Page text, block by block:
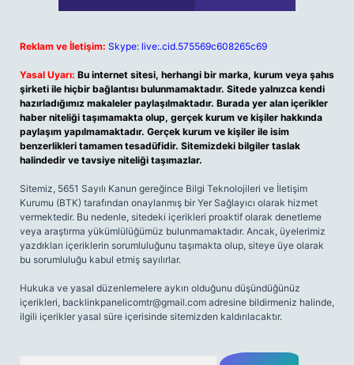
Reklam ve İletişim: Skype: live:.cid.575569c608265c69
Yasal Uyarı: Bu internet sitesi, herhangi bir marka, kurum veya şahıs
şirketi ile hiçbir bağlantısı bulunmamaktadır. Sitede yalnızca kendi
hazırladığımız makaleler paylaşılmaktadır. Burada yer alan içerikler
haber niteliği taşımamakta olup, gerçek kurum ve kişiler hakkında
paylaşım yapılmamaktadır. Gerçek kurum ve kişiler ile isim
benzerlikleri tamamen tesadüfidir. Sitemizdeki bilgiler taslak
halindedir ve tavsiye niteliği taşımazlar.
Sitemiz, 5651 Sayılı Kanun gereğince Bilgi Teknolojileri ve İletişim
Kurumu (BTK) tarafından onaylanmış bir Yer Sağlayıcı olarak hizmet
vermektedir. Bu nedenle, sitedeki içerikleri proaktif olarak denetleme
veya araştırma yükümlülüğümüz bulunmamaktadır. Ancak, üyelerimiz
yazdıkları içeriklerin sorumluluğunu taşımakta olup, siteye üye olarak
bu sorumluluğu kabul etmiş sayılırlar.
Hukuka ve yasal düzenlemelere aykırı olduğunu düşündüğünüz
içerikleri, backlinkpanelicomtr@gmail.com adresine bildirmeniz halinde,
ilgili içerikler yasal süre içerisinde sitemizden kaldırılacaktır.